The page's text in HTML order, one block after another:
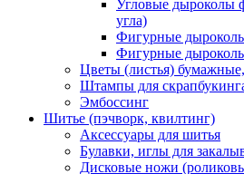
Угловые дыроколы
угла)
Фигурные
Фигурные
Цветы (листья)
Штампы для
Эмбоссинг
Шитье (пэчворк, квилтинг)
Аксессуары для шитья
Булавки, иглы для
Дисковые ножи